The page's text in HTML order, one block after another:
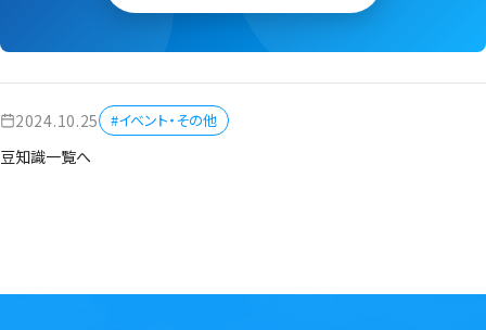
2024.10.25 #イベント・その他
豆知識一覧へ